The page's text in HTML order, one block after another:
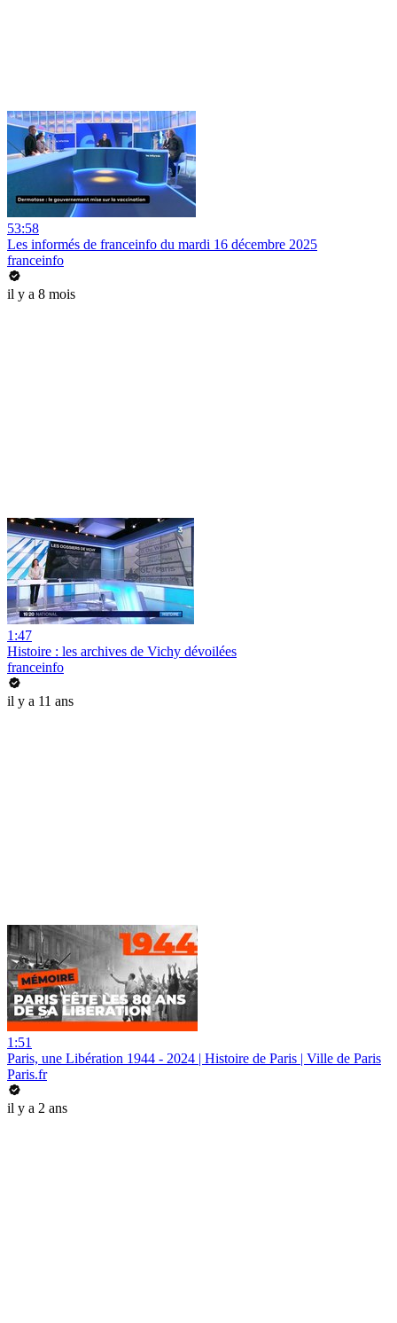
53:58
Les informés de franceinfo du mardi 16 décembre 2025
franceinfo
il y a 8 mois
1:47
Histoire : les archives de Vichy dévoilées
franceinfo
il y a 11 ans
1:51
Paris, une Libération 1944 - 2024 | Histoire de Paris | Ville de Paris
Paris.fr
il y a 2 ans